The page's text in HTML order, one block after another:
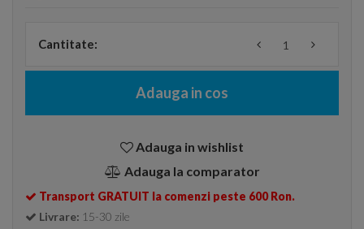
Cantitate:
Adauga in cos
Adauga in wishlist
Adauga la comparator
Transport GRATUIT la comenzi peste 600 Ron.
Livrare: 15-30 zile